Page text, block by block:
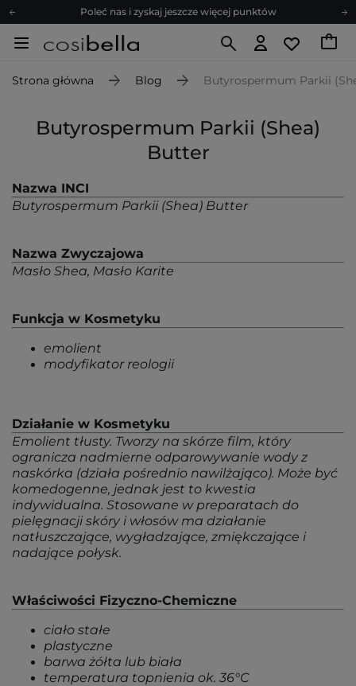
Poleć nas i zyskaj jeszcze więcej punktów
Zapisz się na newsletter pełen porad
Z nami to możliwe! Realizacja zamówienia do 24h.
Zapisz się na newsletter pełen porad
Strona główna Blog Butyrospermum Parkii
Butyrospermum Parkii (Shea)
Butter
Nazwa INCI
Butyrospermum Parkii (Shea) Butter
Nazwa Zwyczajowa
Masło Shea, Masło Karite
Funkcja w Kosmetyku
emolient
modyfikator reologii
Działanie w Kosmetyku
Emolient tłusty. Tworzy na skórze film, który
ogranicza nadmierne odparowywanie wody z
naskórka (działa pośrednio nawilżająco). Może być
komedogenne, jednak jest to kwestia
indywidualna. Stosowane w preparatach do
pielęgnacji skóry i włosów ma działanie
natłuszczające, wygładzające, zmiękczające i
nadające połysk.
Właściwości Fizyczno-Chemiczne
ciało stałe
plastyczne
barwa żółta lub biała
temperatura topnienia ok. 36°C